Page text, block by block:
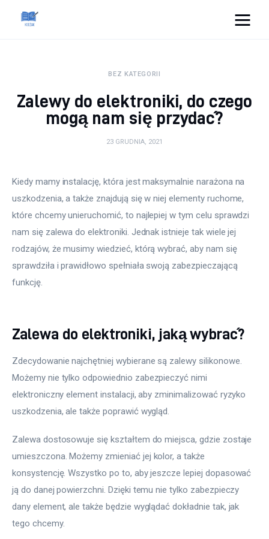
Zdrowie
Więcej
BEZ KATEGORII
Zalewy do elektroniki, do czego
mogą nam się przydać?
23 GRUDNIA, 2021
Kiedy mamy instalację, która jest maksymalnie narażona na
uszkodzenia, a także znajdują się w niej elementy ruchome,
które chcemy unieruchomić, to najlepiej w tym celu sprawdzi
nam się zalewa do elektroniki. Jednak istnieje tak wiele jej
rodzajów, że musimy wiedzieć, którą wybrać, aby nam się
sprawdziła i prawidłowo spełniała swoją zabezpieczającą
funkcję.
Zalewa do elektroniki, jaką wybrać?
Zdecydowanie najchętniej wybierane są zalewy silikonowe.
Możemy nie tylko odpowiednio zabezpieczyć nimi
elektroniczny element instalacji, aby zminimalizować ryzyko
uszkodzenia, ale także poprawić wygląd.
Zalewa dostosowuje się kształtem do miejsca, gdzie zostaje
umieszczona. Możemy zmieniać jej kolor, a także
konsystencję. Wszystko po to, aby jeszcze lepiej dopasować
ją do danej powierzchni. Dzięki temu nie tylko zabezpieczy
dany element, ale także będzie wyglądać dokładnie tak, jak
tego chcemy.